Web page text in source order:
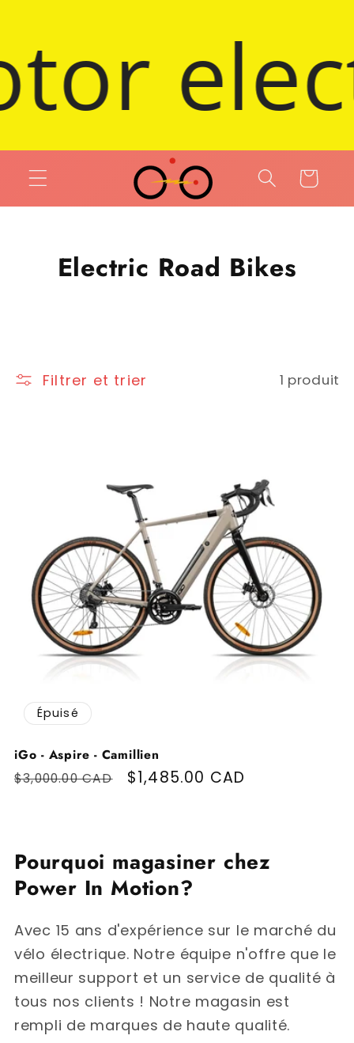
Panier
Electric Road Bikes
Filtrer et trier 1 produit
Épuisé
iGo - Aspire - Camillien
Prix habituel
$3,000.00 CAD Prix promotionnel
$1,485.00 CAD
Pourquoi magasiner chez
Power In Motion?
Avec 15 ans d'expérience sur le marché du
vélo électrique. Notre équipe n'offre que le
meilleur support et un service de qualité à
tous nos clients ! Notre magasin est
rempli de marques de haute qualité.